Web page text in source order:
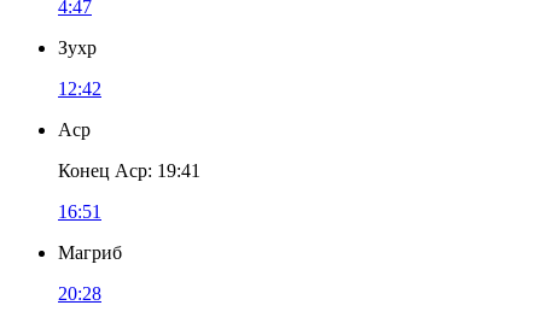
4:47
Зухр
12:42
Аср
Конец Аср: 19:41
16:51
Магриб
20:28